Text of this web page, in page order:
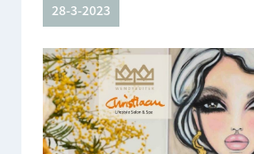
28-3-2023